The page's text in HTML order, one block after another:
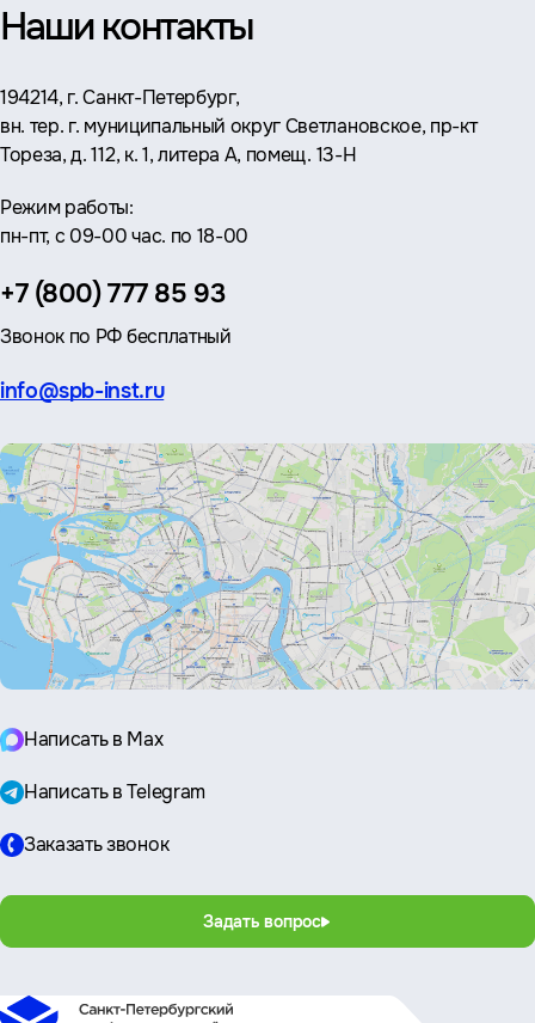
Наши контакты
Адрес:
194214, г. Санкт-Петербург,
вн. тер. г. муниципальный округ Светлановское, пр-кт
Тореза, д. 112, к. 1, литера А, помещ. 13-Н
Режим работы:
пн-пт, с 09-00 час. по 18-00
Телефон:
+7 (800) 777 85 93
Звонок по РФ бесплатный
Эл.
info@spb-inst.ru
Написать в Max
Написать в Telegram
Заказать звонок
Задать вопрос